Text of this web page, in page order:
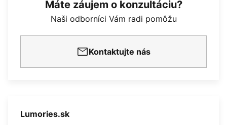
Máte záujem o konzultáciu?
Naši odborníci Vám radi pomôžu
Kontaktujte nás
Lumories.sk